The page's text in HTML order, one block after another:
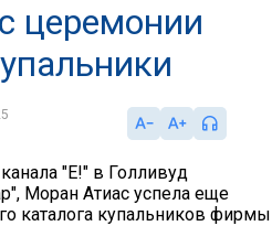
церемонии
"Е!" в Голливуд
Моран Атиас успела еще
каталога купальников фирмы